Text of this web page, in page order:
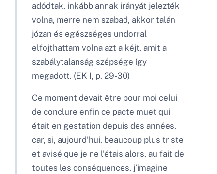
adódtak, inkább annak irányát jelezték
volna, merre nem szabad, akkor talán
józan és egészséges undorral
elfojthattam volna azt a kéjt, amit a
szabálytalanság szépsége így
megadott. (EK I, p. 29-30)
Ce moment devait être pour moi celui
de conclure enfin ce pacte muet qui
était en gestation depuis des années,
car, si, aujourd’hui, beaucoup plus triste
et avisé que je ne l’étais alors, au fait de
toutes les conséquences, j’imagine